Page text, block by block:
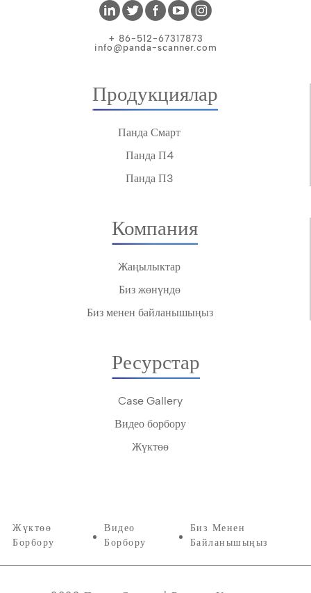
+ 86-512-67317873
info@panda-scanner.com
Продукциялар
Панда Смарт
Панда П4
Панда П3
Компания
Жаңылыктар
Биз жөнүндө
Биз менен байланышыңыз
Ресурстар
Case Gallery
Видео борбору
Жүктөө
Жүктөө
Борбору
Видео
Борбору
Биз Менен
Байланышыңыз